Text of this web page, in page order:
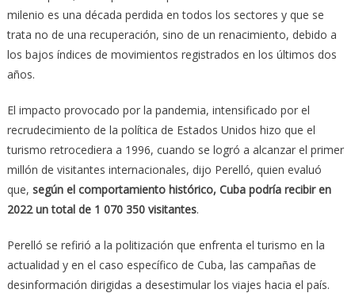
milenio es una década perdida en todos los sectores y que se
trata no de una recuperación, sino de un renacimiento, debido a
los bajos índices de movimientos registrados en los últimos dos
años.
El impacto provocado por la pandemia, intensificado por el
recrudecimiento de la política de Estados Unidos hizo que el
turismo retrocediera a 1996, cuando se logró a alcanzar el primer
millón de visitantes internacionales, dijo Perelló, quien evaluó
que, según el comportamiento histórico, Cuba podría recibir en
2022 un total de 1 070 350 visitantes.
Perelló se refirió a la politización que enfrenta el turismo en la
actualidad y en el caso específico de Cuba, las campañas de
desinformación dirigidas a desestimular los viajes hacia el país.